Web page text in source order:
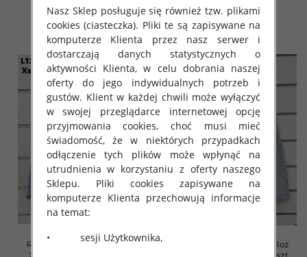
46.00 zł
szczegóły
45.00 zł
szczegóły
Rybaczki damskie jeansy Roz
Rybaczki damskie jeansy Roz
Nasz Sklep posługuje się również tzw. plikami
cookies (ciasteczka). Pliki te są zapisywane na
komputerze Klienta przez nasz serwer i
dostarczają danych statystycznych o
aktywności Klienta, w celu dobrania naszej
oferty do jego indywidualnych potrzeb i
gustów. Klient w każdej chwili może wyłączyć
w swojej przeglądarce internetowej opcję
przyjmowania cookies, choć musi mieć
świadomość, że w niektórych przypadkach
odłączenie tych plików może wpłynąć na
utrudnienia w korzystaniu z oferty naszego
Sklepu. Pliki cookies zapisywane na
komputerze Klienta przechowują informacje
na temat:
• sesji Użytkownika,